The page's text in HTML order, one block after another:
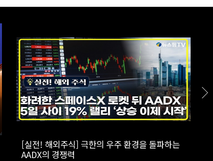
[스팟Live] 더불어민주당 원내대책회의 생중계
｜26.08.07